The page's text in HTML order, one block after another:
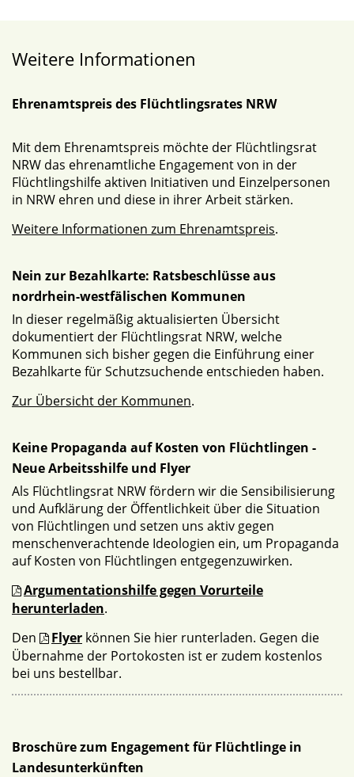
Weitere Informationen
Ehrenamtspreis des Flüchtlingsrates NRW
Mit dem Ehrenamtspreis möchte der Flüchtlingsrat
NRW das ehrenamtliche Engagement von in der
Flüchtlingshilfe aktiven Initiativen und Einzelpersonen
in NRW ehren und diese in ihrer Arbeit stärken.
Weitere Informationen zum Ehrenamtspreis.
Nein zur Bezahlkarte: Ratsbeschlüsse aus
nordrhein-westfälischen Kommunen
In dieser regelmäßig aktualisierten Übersicht
dokumentiert der Flüchtlingsrat NRW, welche
Kommunen sich bisher gegen die Einführung einer
Bezahlkarte für Schutzsuchende entschieden haben.
Zur Übersicht der Kommunen.
Keine Propaganda auf Kosten von Flüchtlingen -
Neue Arbeitsshilfe und Flyer
Als Flüchtlingsrat NRW fördern wir die Sensibilisierung
und Aufklärung der Öffentlichkeit über die Situation
von Flüchtlingen und setzen uns aktiv gegen
menschenverachtende Ideologien ein, um Propaganda
auf Kosten von Flüchtlingen entgegenzuwirken.
Argumentationshilfe gegen Vorurteile
herunterladen.
Den
Flyer können Sie hier runterladen. Gegen die
Übernahme der Portokosten ist er zudem kostenlos
bei uns bestellbar.
Broschüre zum Engagement für Flüchtlinge in
Landesunterkünften